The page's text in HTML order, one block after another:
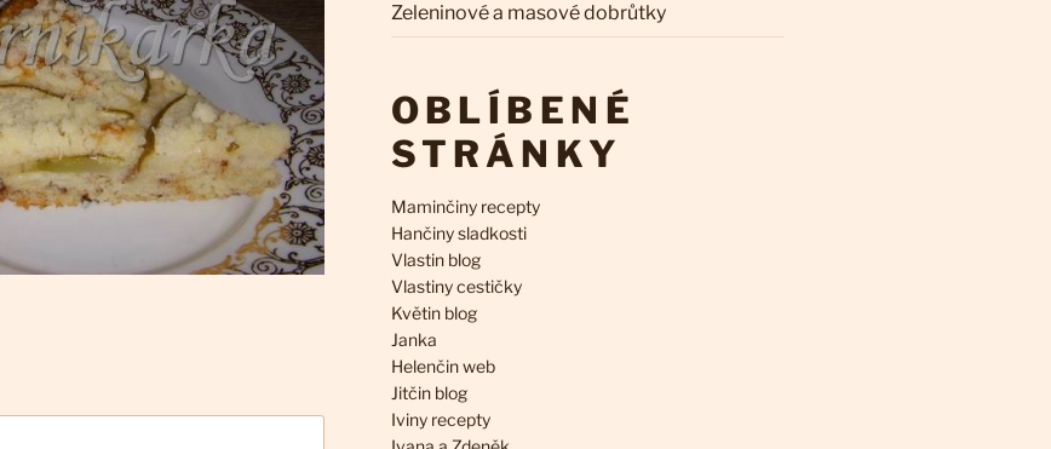
Zeleninové a masové dobrůtky
OBLÍBENÉ
STRÁNKY
Maminčiny recepty
Hančiny sladkosti
Vlastin blog
Vlastiny cestičky
Květin blog
Janka
Helenčin web
Jitčin blog
Iviny recepty